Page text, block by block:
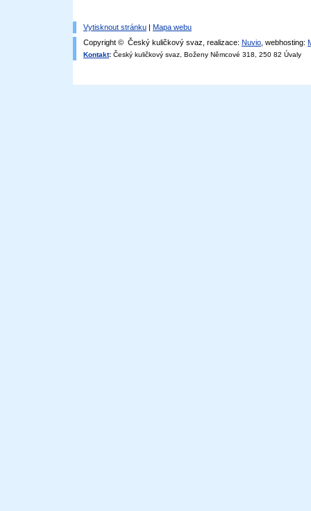
Vytisknout stránku | Mapa webu
Copyright © Český kuličkový svaz, realizace: Nuvio , webhosting:
Kontakt: Český kuličkový svaz, Boženy Němcové 318, 250 82 Úvaly